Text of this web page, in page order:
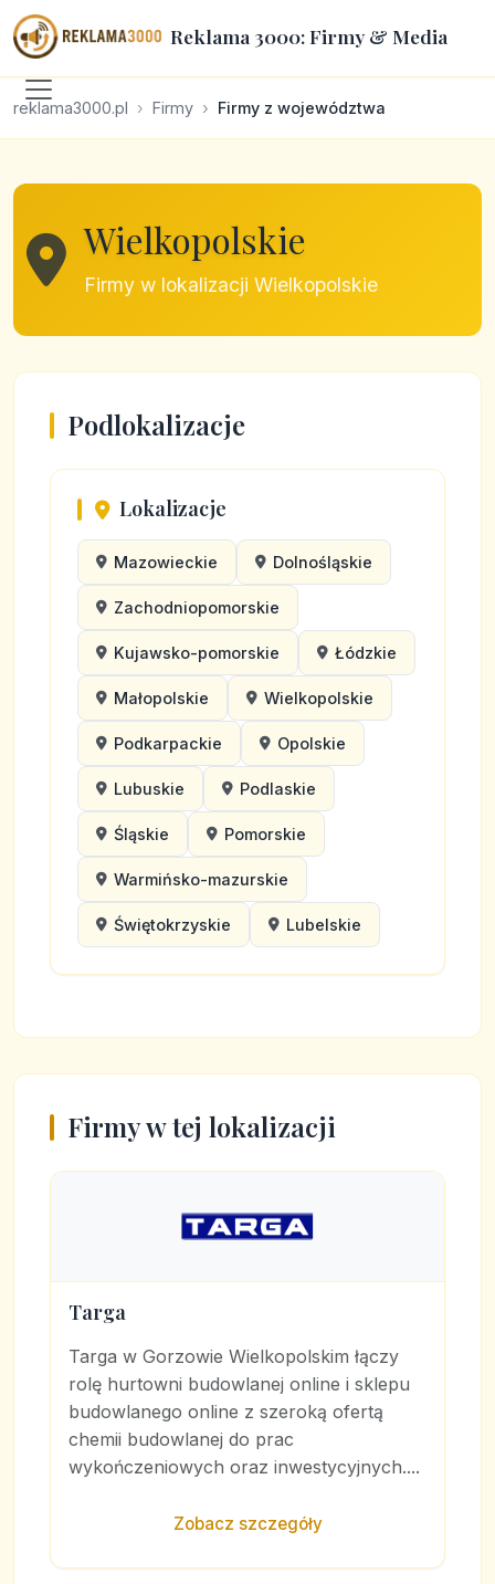
Reklama 3000: Firmy & Media
reklama3000.pl Firmy Firmy z województwa
Wielkopolskie
Firmy w lokalizacji Wielkopolskie
Podlokalizacje
Lokalizacje
Mazowieckie Dolnośląskie
Zachodniopomorskie
Kujawsko-pomorskie Łódzkie
Małopolskie Wielkopolskie
Podkarpackie Opolskie
Lubuskie Podlaskie
Śląskie Pomorskie
Warmińsko-mazurskie
Świętokrzyskie Lubelskie
Firmy w tej lokalizacji
Targa
Targa w Gorzowie Wielkopolskim łączy
rolę hurtowni budowlanej online i sklepu
budowlanego online z szeroką ofertą
chemii budowlanej do prac
wykończeniowych oraz inwestycyjnych....
Zobacz szczegóły